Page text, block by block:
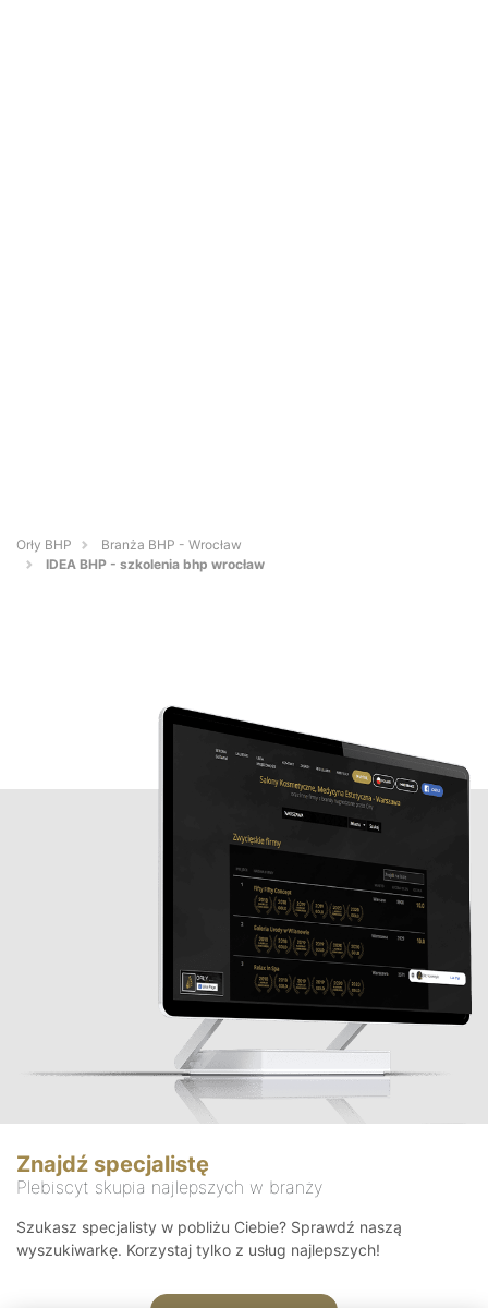
Orły BHP
Branża BHP - Wrocław
IDEA BHP - szkolenia bhp wrocław
Znajdź specjalistę
Plebiscyt skupia najlepszych w branży
Szukasz specjalisty w pobliżu Ciebie? Sprawdź naszą
wyszukiwarkę. Korzystaj tylko z usług najlepszych!